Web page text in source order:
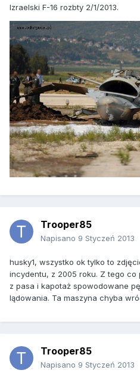
Izraelski F-16 rozbty 2/1/2013.
Trooper85
Napisano 9 Styczeń 2013
husky1, wszystko ok tylko to
incydentu, z 2005 roku. Z tego co
z pasa i kapotaż spowodowane
lądowania. Ta maszyna chyba
Trooper85
Napisano 9 Styczeń 2013